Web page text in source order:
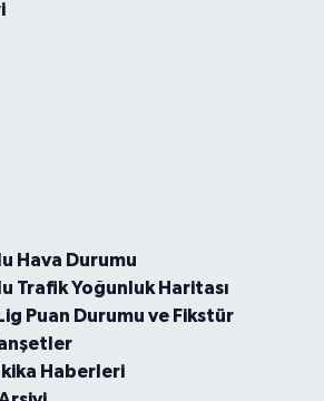
Hava Durumu
Trafik Yoğunluk Haritası
Puan Durumu ve Fikstür
Haberleri